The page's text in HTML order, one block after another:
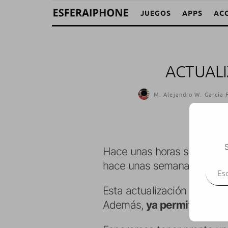
JUEGOS APPS
M. Alejandro W. García
Hace unas horas se ha
hace unas semanas.
Esta actualización arregla
Además,ya permite usar